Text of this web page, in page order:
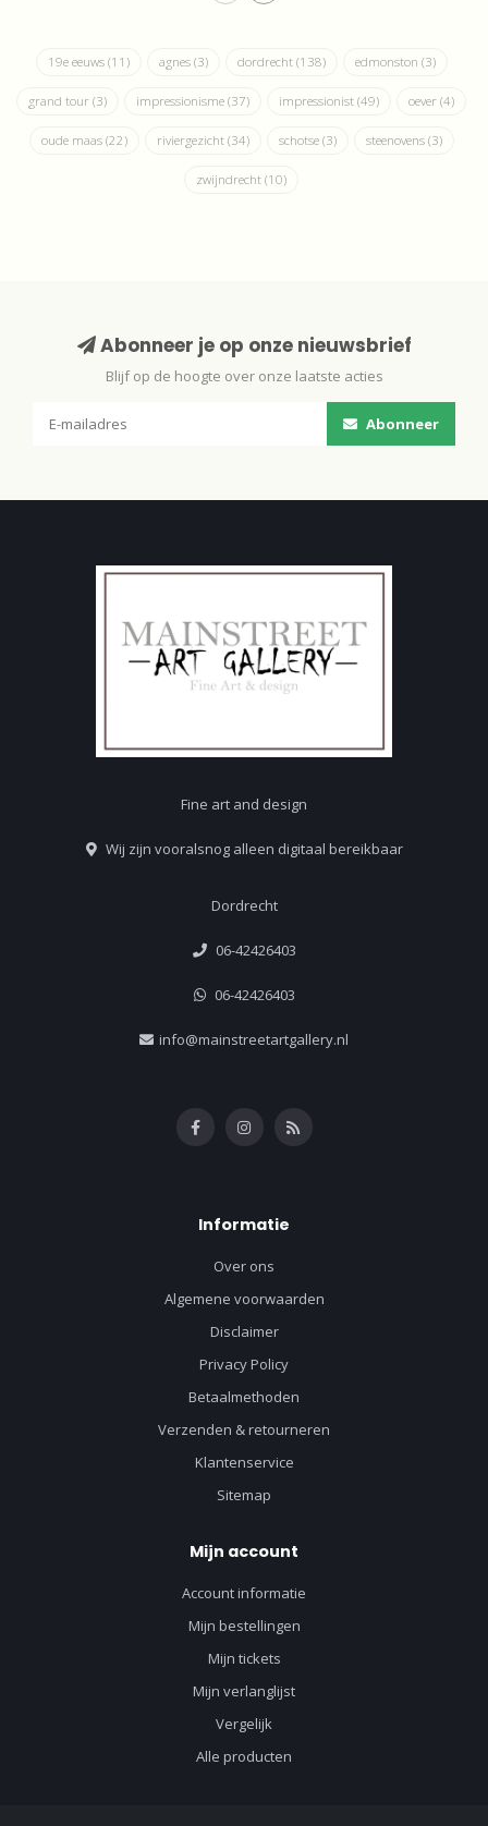
19e eeuws (11) agnes (3) dordrecht (138) edmonston (3)
grand tour (3) impressionisme (37) impressionist (49) oever (4)
oude maas (22) riviergezicht (34) schotse (3) steenovens (3)
zwijndrecht (10)
Abonneer je op onze nieuwsbrief
Blijf op de hoogte over onze laatste acties
Abonneer
Fine art and design
Wij zijn vooralsnog alleen digitaal bereikbaar
Dordrecht
06-42426403
06-42426403
info@mainstreetartgallery.nl
Informatie
Over ons
Algemene voorwaarden
Disclaimer
Privacy Policy
Betaalmethoden
Verzenden & retourneren
Klantenservice
Sitemap
Mijn account
Account informatie
Mijn bestellingen
Mijn tickets
Mijn verlanglijst
Vergelijk
Alle producten